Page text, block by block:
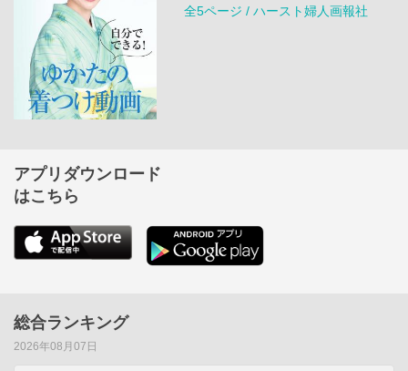
全5ページ / ハースト婦人画報社
アプリダウンロード
はこちら
総合ランキング
2026年08月07日